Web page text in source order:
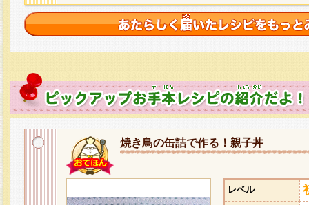
焼き鳥の缶詰で作る！親子丼
レベル